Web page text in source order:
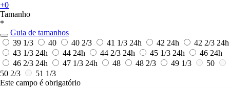
+0
Tamanho
*
Guia de tamanhos
39 1/3
40 40 2/3 41 1/3 24h 42 24h 42 2/3 24h
43 1/3 24h 44 24h 44 2/3 24h 45 1/3 24h 46 24h
46 2/3 24h 47 1/3 24h 48 48 2/3 49 1/3
50
50 2/3
51 1/3
Este campo é obrigatório